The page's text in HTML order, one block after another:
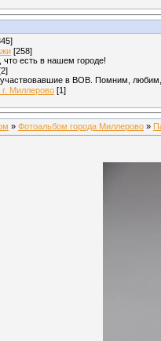
[258]
что есть в нашем городе!
в ВОВ. Помним,
Миллерово [1]
» Фотоальбом города Миллерово »